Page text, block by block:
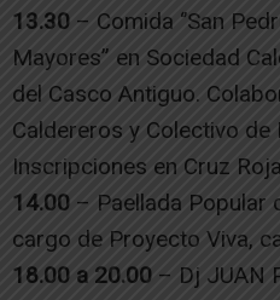
13.30 – Comida ‘’San
Mayores” en Sociedad
del Casco Antiguo.
Caldereros y Colectivo de
Inscripciones en Cruz
14.00 – Paellada Popular
cargo de Proyecto Viva,
18.00 a 20.00 – Dj JUAN